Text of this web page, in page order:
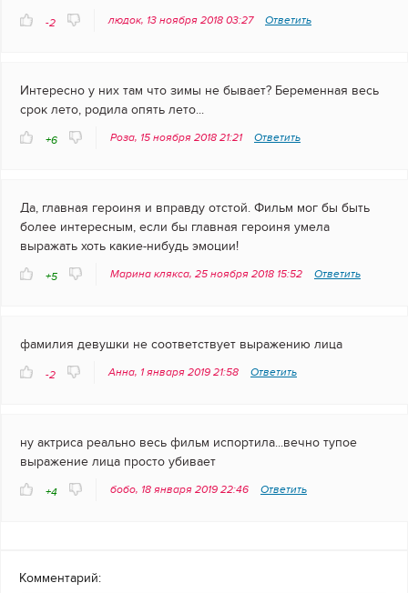
-2 людок, 13 ноября 2018 03:27 Ответить
Интересно у них там что зимы не бывает? Беременная весь
срок лето, родила опять лето...
+6 Роза, 15 ноября 2018 21:21 Ответить
Да, главная героиня и вправду отстой. Фильм мог бы быть
более интересным, если бы главная героиня умела
выражать хоть какие-нибудь эмоции!
+5 Марина клякса, 25 ноября 2018 15:52 Ответить
фамилия девушки не соответствует выражению лица
-2 Анна, 1 января 2019 21:58 Ответить
ну актриса реально весь фильм испортила...вечно тупое
выражение лица просто убивает
+4 бобо, 18 января 2019 22:46 Ответить
Комментарий: